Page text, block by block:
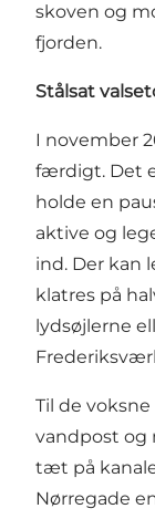
skoven og
fjorden.
Stålsat
I november
færdigt. Det
holde en
aktive og
ind. Der kan
klatres på
lydsøjlerne
Til de
vandpost og
tæt på
Nørregade